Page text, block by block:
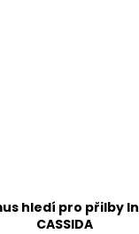
hledí pro přilby
CASSIDA